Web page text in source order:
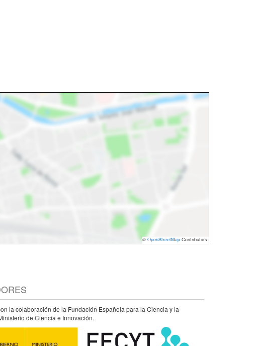
© OpenStreetMap Contributors
la colaboración de la Fundación Española para la Ciencia y la
de Ciencia e Innovación.